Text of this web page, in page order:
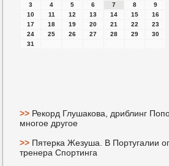
3
4 5 6 7 8
9
10
11 12 13 14 15
16
17
18 19 20 21 22
23
24
25 26 27 28 29
30
31
>> Рекорд Глушакова, дриблинг
многое другое
>> Пятерка Жезуша. В Португалии
тренера Спортинга